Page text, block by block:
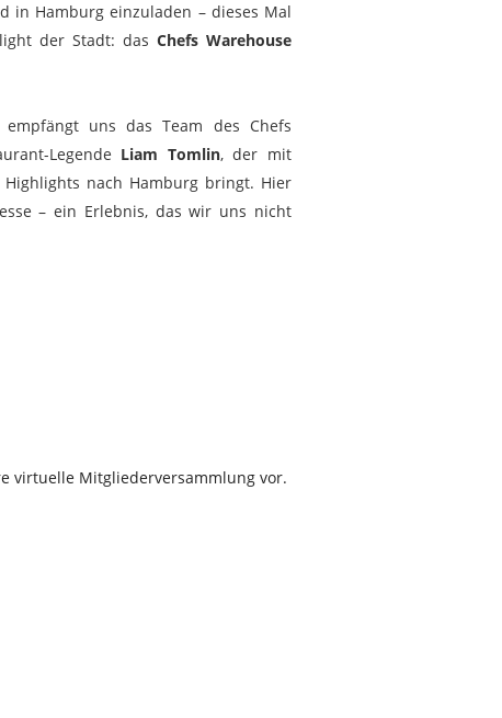
in Hamburg einzuladen – dieses Mal
der Stadt: das Chefs Warehouse
empfängt uns das Team des Chefs
Legende Liam Tomlin, der mit
nach Hamburg bringt. Hier
– ein Erlebnis, das wir uns nicht
virtuelle Mitgliederversammlung vor.